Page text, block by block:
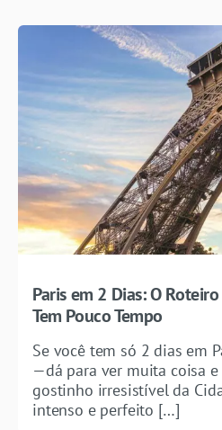
Paris em 2 Dias: O
Tem Pouco Tempo
Se você tem só 2 dias em
—dá para ver muita coisa
gostinho irresistível da
intenso e perfeito […]